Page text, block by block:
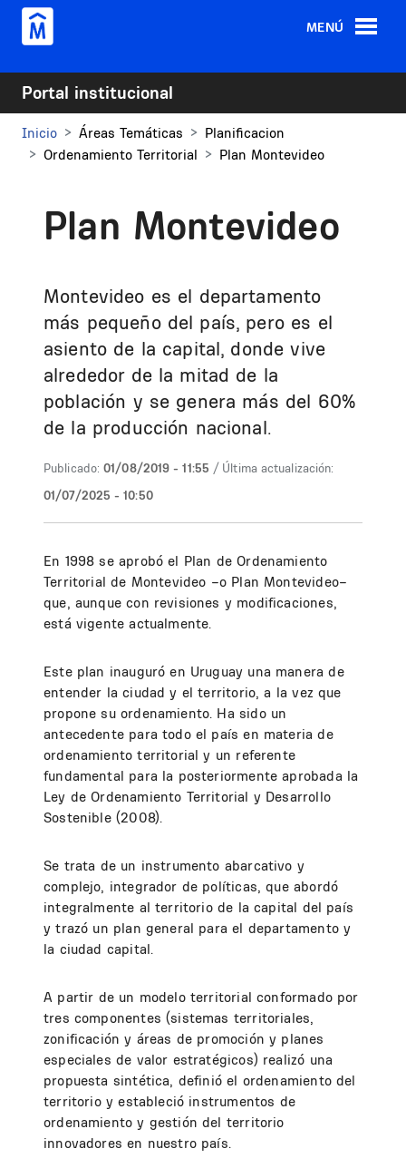
Pasar al contenido principal
MENÚ
Portal institucional
Inicio Áreas Temáticas
Planificacion
Ordenamiento Territorial
Plan Montevideo
Plan Montevideo
Montevideo es el departamento
más pequeño del país, pero es el
asiento de la capital, donde vive
alrededor de la mitad de la
población y se genera más del 60%
de la producción nacional.
Publicado: 01/08/2019 - 11:55 / Última actualización:
01/07/2025 - 10:50
En 1998 se aprobó el Plan de Ordenamiento
Territorial de Montevideo –o Plan Montevideo–
que, aunque con revisiones y modificaciones,
está vigente actualmente.
Este plan inauguró en Uruguay una manera de
entender la ciudad y el territorio, a la vez que
propone su ordenamiento. Ha sido un
antecedente para todo el país en materia de
ordenamiento territorial y un referente
fundamental para la posteriormente aprobada la
Ley de Ordenamiento Territorial y Desarrollo
Sostenible (2008).
Se trata de un instrumento abarcativo y
complejo, integrador de políticas, que abordó
integralmente al territorio de la capital del país
y trazó un plan general para el departamento y
la ciudad capital.
A partir de un modelo territorial conformado por
tres componentes (sistemas territoriales,
zonificación y áreas de promoción y planes
especiales de valor estratégicos) realizó una
propuesta sintética, definió el ordenamiento del
territorio y estableció instrumentos de
ordenamiento y gestión del territorio
innovadores en nuestro país.